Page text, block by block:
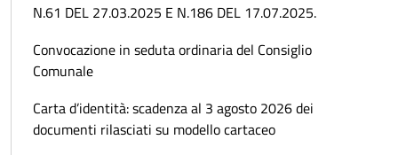
N.61 DEL 27.03.2025 E N.186 DEL 17.07.2025.
Convocazione in seduta ordinaria del Consiglio
Comunale
Carta d’identità: scadenza al 3 agosto 2026 dei
documenti rilasciati su modello cartaceo